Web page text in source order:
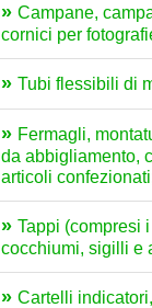
Campane,
cornici per
Tubi flessibili di
Fermagli,
da abbigliamento,
articoli
Tappi (compresi
cocchiumi, sigilli e
Cartelli